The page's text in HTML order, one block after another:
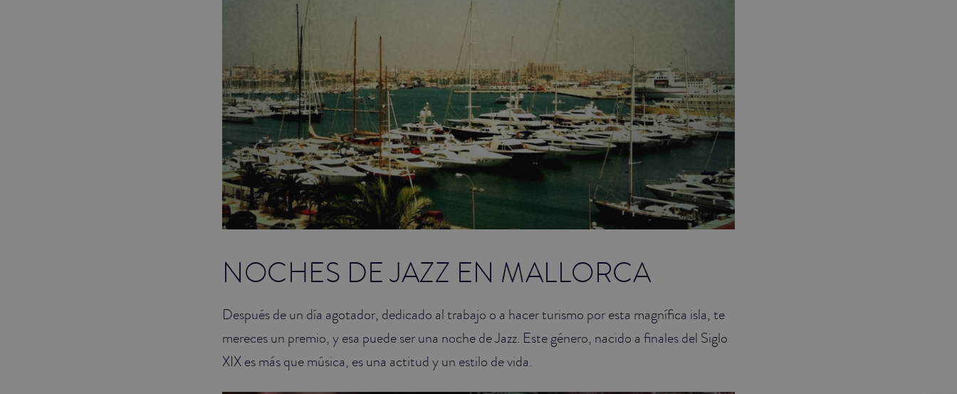
NOCHES DE JAZZ EN MALLORCA
Después de un día agotador, dedicado al trabajo o a hacer turismo por esta magnífica isla, te
mereces un premio, y esa puede ser una noche de Jazz. Este género, nacido a finales del Siglo
XIX es más que música, es una actitud y un estilo de vida.